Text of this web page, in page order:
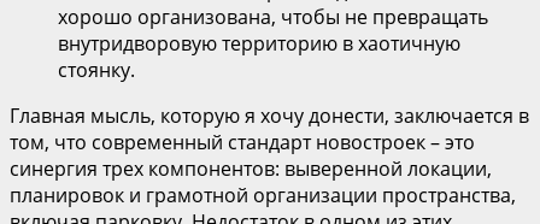
хорошо организована, чтобы не превращать
внутридворовую территорию в хаотичную
стоянку.
Главная мысль, которую я хочу донести, заключается в
том, что современный стандарт новостроек – это
синергия трех компонентов: выверенной локации,
планировок и грамотной организации пространства,